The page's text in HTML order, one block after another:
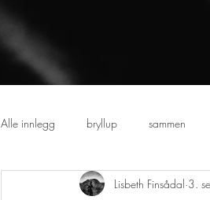
Alle innlegg bryllup sammen
Lisbeth Finsådal 3.